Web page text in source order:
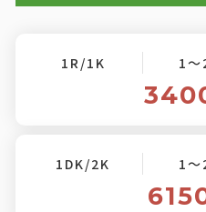
1R/1K 1～
1DK/2K 1～